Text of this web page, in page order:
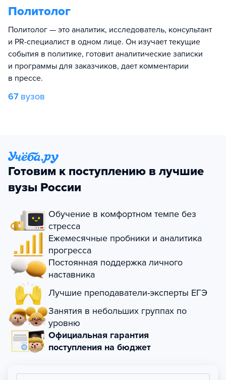
Политолог
Политолог — это аналитик, исследователь, консультант
и PR-специалист в одном лице. Он изучает текущие
события в политике, готовит аналитические записки
и программы для заказчиков, дает комментарии
в прессе.
67 вузов
Готовим к поступлению в лучшие
вузы России
Обучение в комфортном темпе без
стресса
Ежемесячные пробники и аналитика
прогресса
Постоянная поддержка личного
наставника
Лучшие преподаватели-эксперты ЕГЭ
Занятия в небольших группах по
уровню
Официальная гарантия
поступления на бюджет